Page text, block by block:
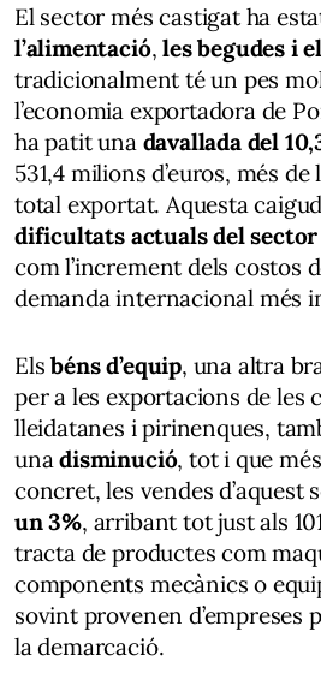
El sector més castigat ha
l’alimentació,les begudes i
tradicionalment té un pes
l’economia exportadora de
ha patit una davallada del
531,4 milions d’euros, més
total exportat. Aquesta
dificultats actuals del
com l’increment dels costos
demanda internacional més
Els béns d’equip, una altra
per a les exportacions de les
lleidatanes i pirinenques,
unadisminució, tot i que
concret, les vendes d’aquest
un 3%, arribant tot just als
tracta de productes com
components mecànics o
sovint provenen d’empreses
la demarcació.